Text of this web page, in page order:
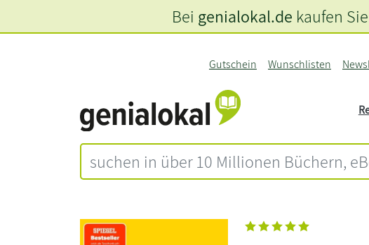
Gutschein Wunschlisten
Bei genialokal.de kaufen